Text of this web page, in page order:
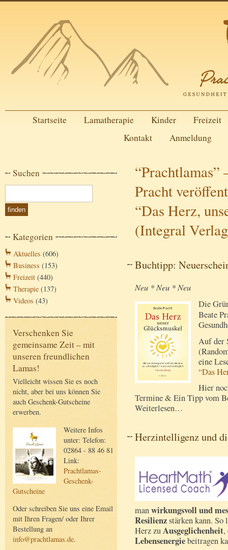
Startseite Lamatherapie Kinder
Freizeit
Kontakt
Anmeldung
Suchen
Kategorien
Aktuelles (606)
Business (153)
Freizeit (440)
Therapie (137)
Videos (43)
Verschenken Sie
gemeinsame Zeit – mit
unseren freundlichen
Lamas!
Vielleicht wissen Sie es noch
nicht, aber bei uns können Sie
auch Geschenk-Gutscheine
erwerben.
Weitere Infos
unter: Telefon:
02864 - 88 46 81
Link:
Prachtlamas-
Geschenk-
Gutscheine
Oder schreiben Sie uns eine Email
mit Ihren Fragen/ oder Ihrer
Bestellung an
info@prachtlamas.de.
“Prachtlamas”
Pracht
“Das Herz,
(Integral
Buchtipp:
Neu * Neu * Neu
Die
Beate
Auf der
eine
“Das
Hier
Termine & Ein Tipp vom
Weiterlesen…
Herzintelligenz und
manwirkungsvoll und
Resilienzstärken kann. So
Herz zuAusgeglichenheit,
Lebensenergiebeitragen